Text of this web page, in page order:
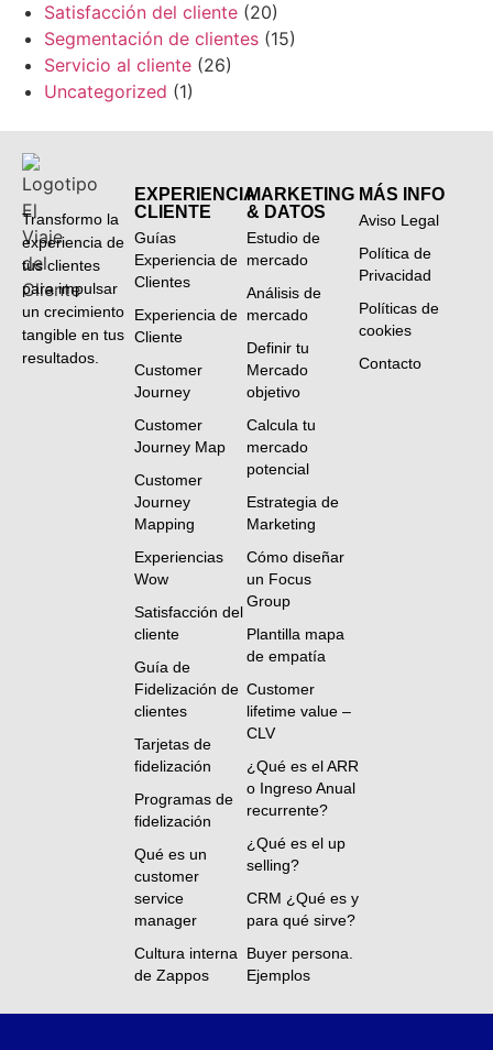
Satisfacción del cliente (20)
Segmentación de clientes (15)
Servicio al cliente (26)
Uncategorized (1)
Transformo la
experiencia de
tus clientes
para impulsar
un crecimiento
tangible en tus
resultados.
EXPERIENCIA
CLIENTE
Guías
Experiencia de
Clientes
Experiencia de
Cliente
Customer
Journey
Customer
Journey Map
Customer
Journey
Mapping
Experiencias
Wow
Satisfacción del
cliente
Guía de
Fidelización de
clientes
Tarjetas de
fidelización
Programas de
fidelización
Qué es un
customer
service
manager
Cultura interna
de Zappos
MARKETING
& DATOS
Estudio de
mercado
Análisis de
mercado
Definir tu
Mercado
objetivo
Calcula tu
mercado
potencial
Estrategia de
Marketing
Cómo diseñar
un Focus
Group
Plantilla mapa
de empatía
Customer
lifetime value –
CLV
¿Qué es el ARR
o Ingreso Anual
recurrente?
¿Qué es el up
selling?
CRM ¿Qué es y
para qué sirve?
Buyer persona.
Ejemplos
MÁS INFO
Aviso Legal
Política de
Privacidad
Políticas de
cookies
Contacto